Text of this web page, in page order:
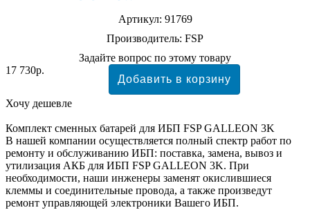
Артикул: 91769
Производитель: FSP
Задайте вопрос по этому товару
17 730р.
Хочу дешевле
Комплект сменных батарей для ИБП FSP GALLEON 3K
В нашей компании осуществляется полный спектр работ по
ремонту и обслуживанию ИБП: поставка, замена, вывоз и
утилизация АКБ для ИБП FSP GALLEON 3K. При
необходимости, наши инженеры заменят окислившиеся
клеммы и соединительные провода, а также произведут
ремонт управляющей электроники Вашего ИБП.